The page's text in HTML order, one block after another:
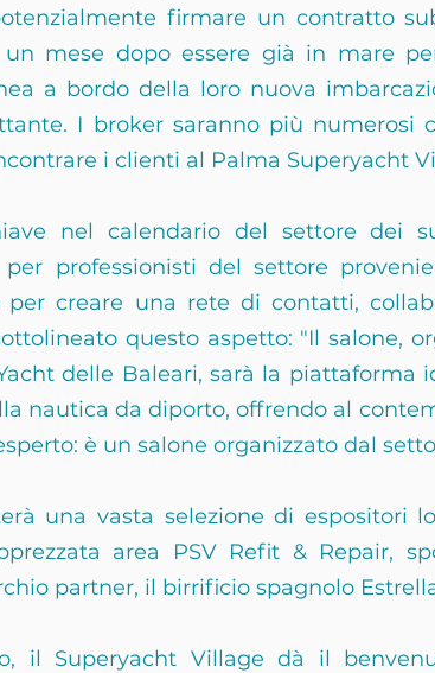
firmare un contratto
mese dopo essere già in mare
a bordo della loro nuova
I broker saranno più numerosi
i clienti al Palma Superyacht
nel calendario del settore dei
per professionisti del settore
per creare una rete di contatti,
questo aspetto: "Il salone,
delle Baleari, sarà la piattaforma
nautica da diporto, offrendo al
è un salone organizzato dal
una vasta selezione di espositori
area PSV Refit & Repair,
partner, il birrificio spagnolo
il Superyacht Village dà il